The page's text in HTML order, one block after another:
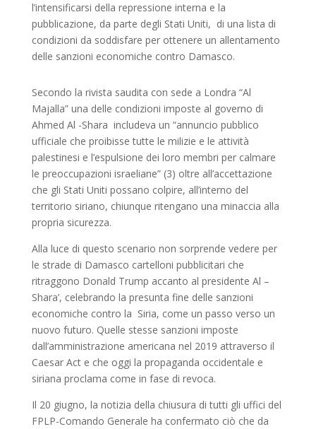
l’intensificarsi della repressione interna e la
pubblicazione, da parte degli Stati Uniti, di una lista di
condizioni da soddisfare per ottenere un allentamento
delle sanzioni economiche contro Damasco.
Secondo la rivista saudita con sede a Londra “Al
Majalla” una delle condizioni imposte al governo di
Ahmed Al -Shara includeva un “annuncio pubblico
ufficiale che proibisse tutte le milizie e le attività
palestinesi e l’espulsione dei loro membri per calmare
le preoccupazioni israeliane” (3) oltre all’accettazione
che gli Stati Uniti possano colpire, all’interno del
territorio siriano, chiunque ritengano una minaccia alla
propria sicurezza.
Alla luce di questo scenario non sorprende vedere per
le strade di Damasco cartelloni pubblicitari che
ritraggono Donald Trump accanto al presidente Al –
Shara’, celebrando la presunta fine delle sanzioni
economiche contro la Siria, come un passo verso un
nuovo futuro. Quelle stesse sanzioni imposte
dall’amministrazione americana nel 2019 attraverso il
Caesar Act e che oggi la propaganda occidentale e
siriana proclama come in fase di revoca.
Il 20 giugno, la notizia della chiusura di tutti gli uffici del
FPLP-Comando Generale ha confermato ciò che da